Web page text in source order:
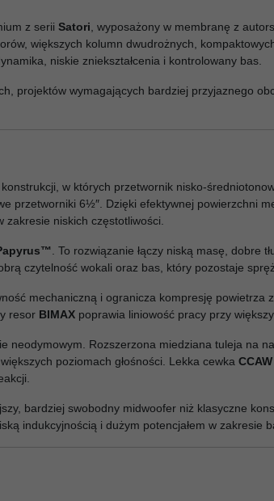
z serii Satori , wyposażony w membranę z
większych kolumn dwudrożnych,
niskie zniekształcenia i kontrolowany bas.
projektów wymagających bardziej przyjaznego
w których przetwornik nisko-
przetworniki 6½″. Dzięki efektywnej powierzchni
niskich częstotliwości.
. To rozwiązanie łączy niską masę, dobre
czytelność wokali oraz bas, który pozostaje
mechaniczną i ogranicza kompresję powietrza
resor BIMAX poprawia liniowość pracy przy
neodymowym. Rozszerzona miedziana tuleja na
poziomach głośności. Lekka cewka CCAW
bardziej swobodny midwoofer niż klasyczne
indukcyjnością i dużym potencjałem w zakresie